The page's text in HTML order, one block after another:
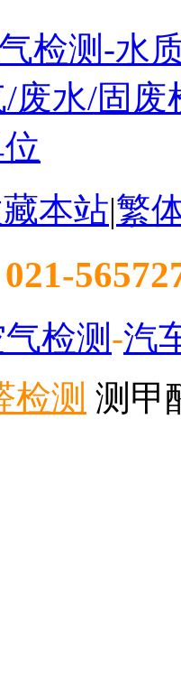
本站|繁
检测 -汽
检测 测甲